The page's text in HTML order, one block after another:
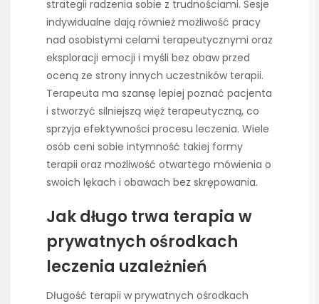
strategii radzenia sobie z trudnościami. Sesje
indywidualne dają również możliwość pracy
nad osobistymi celami terapeutycznymi oraz
eksploracji emocji i myśli bez obaw przed
oceną ze strony innych uczestników terapii.
Terapeuta ma szansę lepiej poznać pacjenta
i stworzyć silniejszą więź terapeutyczną, co
sprzyja efektywności procesu leczenia. Wiele
osób ceni sobie intymność takiej formy
terapii oraz możliwość otwartego mówienia o
swoich lękach i obawach bez skrępowania.
Jak długo trwa terapia w
prywatnych ośrodkach
leczenia uzależnień
Długość terapii w prywatnych ośrodkach